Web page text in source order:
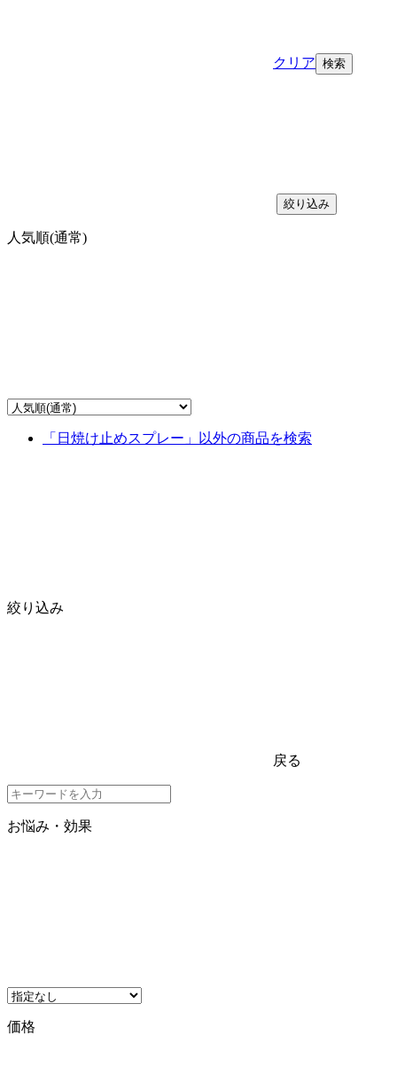
クリア
絞り込み
人気順(通常)
「日焼け止めスプレー」以外の商品を検索
絞り込み
戻る
お悩み・効果
価格